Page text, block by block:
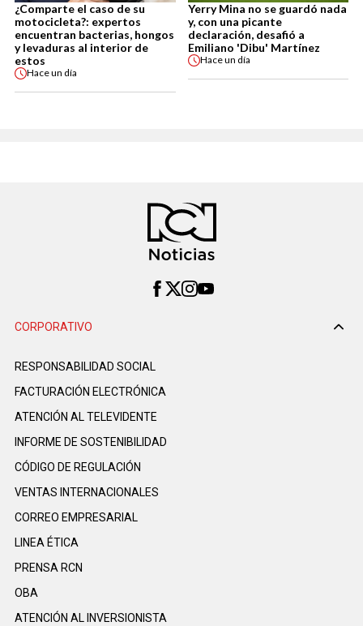
¿Comparte el caso de su
motocicleta?: expertos
encuentran bacterias, hongos
y levaduras al interior de
estos
Haceun día
Yerry Mina no se guardó nada
y, con una picante
declaración, desafió a
Emiliano 'Dibu' Martínez
Haceun día
CORPORATIVO
RESPONSABILIDAD SOCIAL
FACTURACIÓN ELECTRÓNICA
ATENCIÓN AL TELEVIDENTE
INFORME DE SOSTENIBILIDAD
CÓDIGO DE REGULACIÓN
VENTAS INTERNACIONALES
CORREO EMPRESARIAL
LINEA ÉTICA
PRENSA RCN
OBA
ATENCIÓN AL INVERSIONISTA